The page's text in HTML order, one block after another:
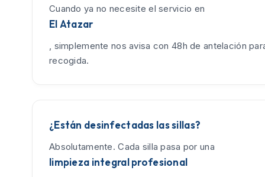
Cuando ya no necesite el servicio en
El Atazar
, simplemente nos avisa con 48h de antelación
recogida.
¿Están desinfectadas las sillas?
Absolutamente. Cada silla pasa por una
limpieza integral profesional